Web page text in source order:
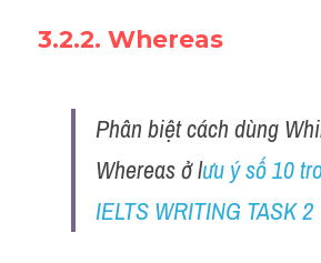
3.2.2. Whereas
Phân biệt cách dùng
Whereas ở lưu ý số 10
IELTS WRITING TASK 2